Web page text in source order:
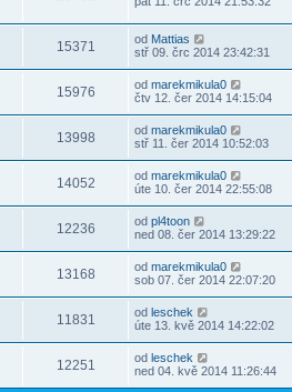
15371 od Mattias
stř 09. črc 2014 23:42:31
15976 od marekmikula0
čtv 12. čer 2014 14:15:04
13998 od marekmikula0
stř 11. čer 2014 10:52:03
14052 od marekmikula0
úte 10. čer 2014 22:55:08
12236 od pl4toon
ned 08. čer 2014 13:29:22
13168 od marekmikula0
sob 07. čer 2014 22:07:20
11831 od leschek
úte 13. kvě 2014 14:22:02
12251 od leschek
ned 04. kvě 2014 11:26:44